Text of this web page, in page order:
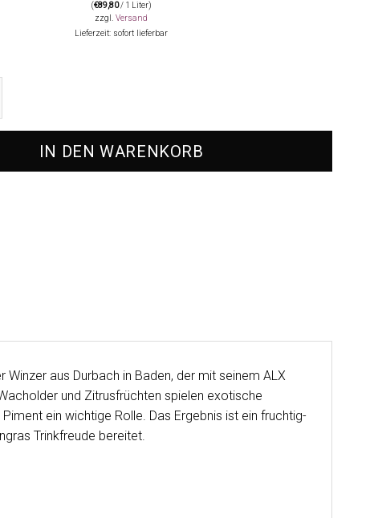
(€89,80/ 1 Liter)
zzgl.Versand
Lieferzeit: sofort lieferbar
IN DEN WARENKORB
aus Durbach in Baden, der mit seinem ALX
und Zitrusfrüchten spielen exotische
ein wichtige Rolle. Das Ergebnis ist ein fruchtig-
Trinkfreude bereitet.